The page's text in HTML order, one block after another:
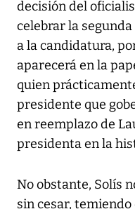
decisión del
celebrar la
a la candidatura,
aparecerá en la
quien
presidente que
en reemplazo de
presidenta en la
No obstante, Solís
sin cesar, temiendo